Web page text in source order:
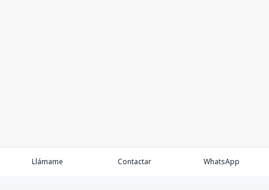
Llámame Contactar WhatsApp